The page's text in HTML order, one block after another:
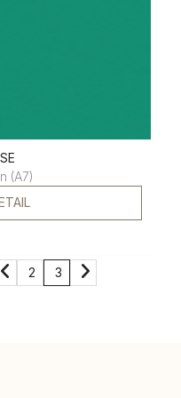
(A7)
2 3